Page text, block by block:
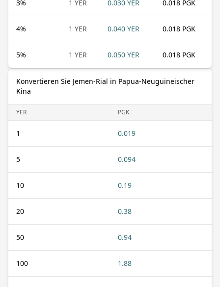
3% 1 YER 0.030 YER 0.018 PGK
4% 1 YER 0.040 YER 0.018 PGK
5% 1 YER 0.050 YER 0.018 PGK
Konvertieren Sie Jemen-Rial in Papua-Neuguineischer
Kina
YER PGK
1 0.019
5 0.094
10 0.19
20 0.38
50 0.94
100 1.88